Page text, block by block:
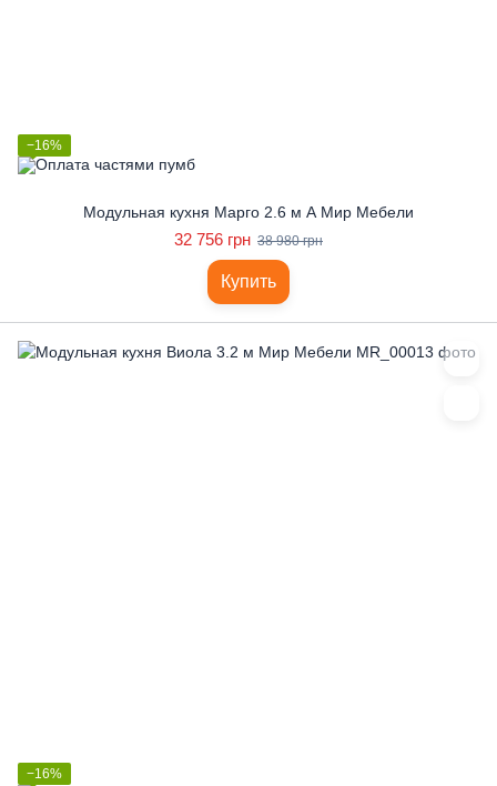
−16%
Модульная кухня Марго 2.6 м А Мир Мебели
32 756 грн 38 980 грн
Купить
−16%